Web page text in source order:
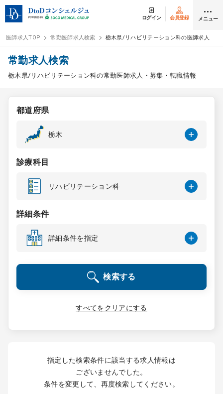
ログイン 会員登録 メニュー
ログイン
医師求人
常勤検索
スポット検索
DtoDの転職・
コンサルタント
成功事例
転職ノウハウ
受付時間 9:00 ～ 18:00（平日）
クリニック開業
医師求人TOP 常勤医師求人検索 栃木県/リハビリテーション科の医師求人
常勤求人検索
栃木県/リハビリテーション科の常勤医師求人・募集・転職情報
都道府県
栃木
診療科目
リハビリテーション科
詳細条件
詳細条件を指定
検索する
すべてをクリアにする
指定した検索条件に該当する求人情報は
ございませんでした。
条件を変更して、再度検索してください。